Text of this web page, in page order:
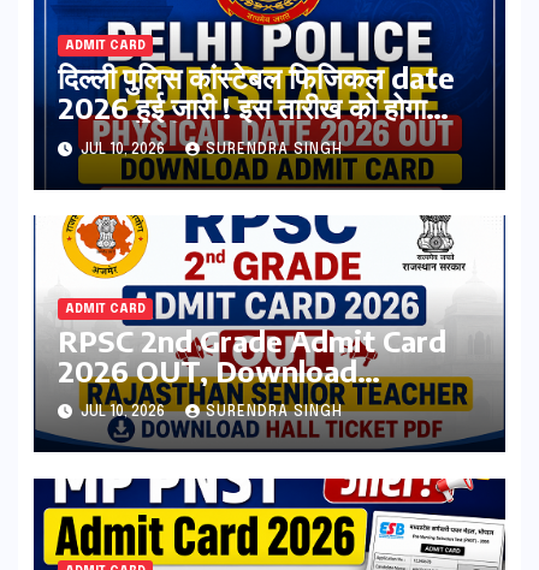
ADMIT CARD
दिल्ली पुलिस कांस्टेबल फिजिकल date
2026 हुई जारी ! इस तारीख को होगा
एडमिट कार्ड जारी
JUL 10, 2026 SURENDRA SINGH
ADMIT CARD
RPSC 2nd Grade Admit Card
2026 OUT, Download
Rajasthan Senior Teacher Hall
Ticket Pdf
JUL 10, 2026 SURENDRA SINGH